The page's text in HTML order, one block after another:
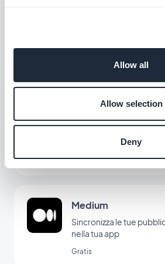
Allow all
Allow selection
Deny
Create contenuti di
Modalità Offline
I contenuti della vostra
anche senza
Gratis
Medium
Sincronizza le tue
nella tua app
Gratis